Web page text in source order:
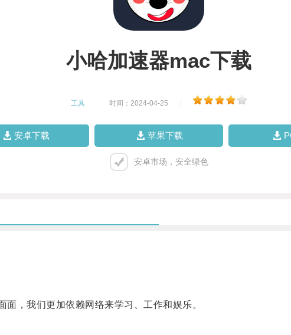
小哈加速器mac下载
工具 时间：2024-04-25
安卓下载 苹果下载
安卓市场，安全绿色
，我们更加依赖网络来学习、工作和娱乐。